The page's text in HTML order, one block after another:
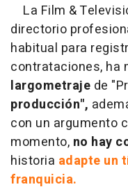
La Film &
directorio
habitual para
contrataciones, ha
largometraje de
producción",
con un argumento
momento, no hay
historia adapte un
franquicia.